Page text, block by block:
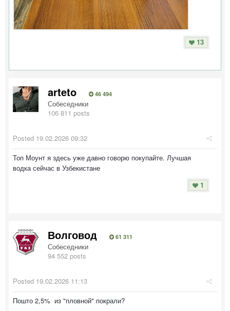
13
arteto 46 494
Собеседники
106 811 posts
Posted 19.02.2026 09:32
Топ Моунт я здесь уже давно говорю покупайте. Лучшая
водка сейчас в Узбекистане
1
Волговод 61 311
Собеседники
94 552 posts
Posted 19.02.2026 11:13
Пошто 2,5% из "пловной" покрали?